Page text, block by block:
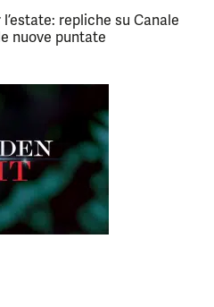
repliche su Canale
nuove puntate